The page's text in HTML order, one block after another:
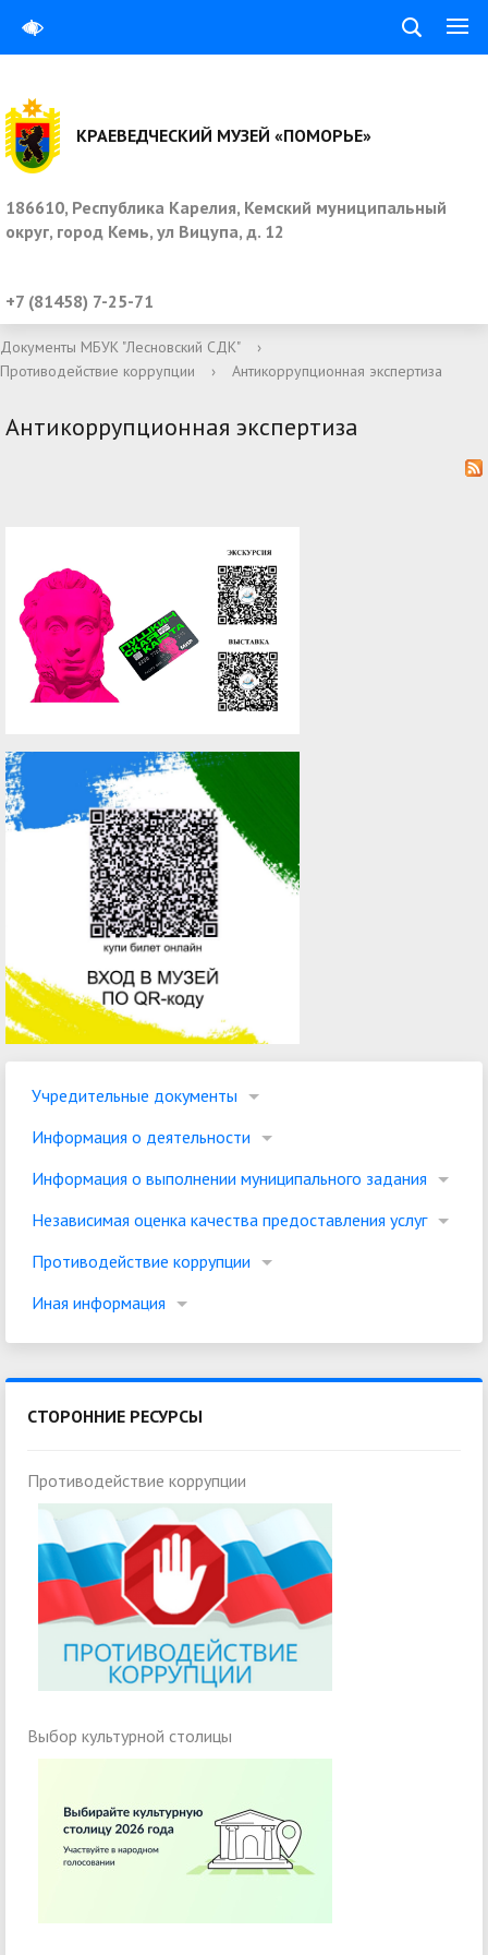
КРАЕВЕДЧЕСКИЙ МУЗЕЙ «ПОМОРЬЕ»
186610, Республика Карелия, Кемский муниципальный
округ, город Кемь, ул Вицупа, д. 12
+7 (81458) 7-25-71
Документы МБУК "Лесновский СДК"
›
Противодействие коррупции
› Антикоррупционная экспертиза
Антикоррупционная экспертиза
Учредительные документы
Информация о деятельности
Информация о выполнении муниципального задания
Независимая оценка качества предоставления услуг
Противодействие коррупции
Иная информация
СТОРОННИЕ РЕСУРСЫ
Противодействие коррупции
Выбор культурной столицы